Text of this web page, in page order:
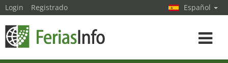
Login Registrado Español
toggle